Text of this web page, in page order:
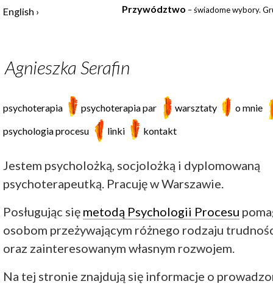
English Przywództwo – świadome wybory.
Agnieszka Serafin
psychoterapia psychoterapia par warsztaty
o mnie
psychologia procesu
linki kontakt
Jestem psycholożką, socjolożką i dyplomowaną
psychoterapeutką. Pracuję w Warszawie.
Posługując się metodą Psychologii Procesu
osobom przeżywającym różnego rodzaju
oraz zainteresowanym własnym rozwojem.
Na tej stronie znajdują się informacje o